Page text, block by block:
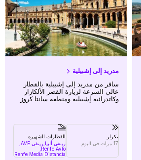
مدريد إلى إشبيلية
سافر من مدريد إلى إشبيلية بالقطار
عالي السرعة لزيارة القصر الألكازار
وكاتدرائية إشبيلية ومنطقة سانتا كروز.
تكرار
17 مرات في اليوم
القطارات الشهيرة
رينفي ألبيا, رينفي AVE,
Renfe Avlo,
Renfe Media Distancia